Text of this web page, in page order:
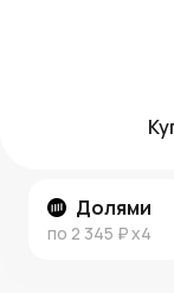
Долями
по 2 345 ₽x4